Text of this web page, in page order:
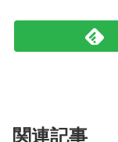
関連記事